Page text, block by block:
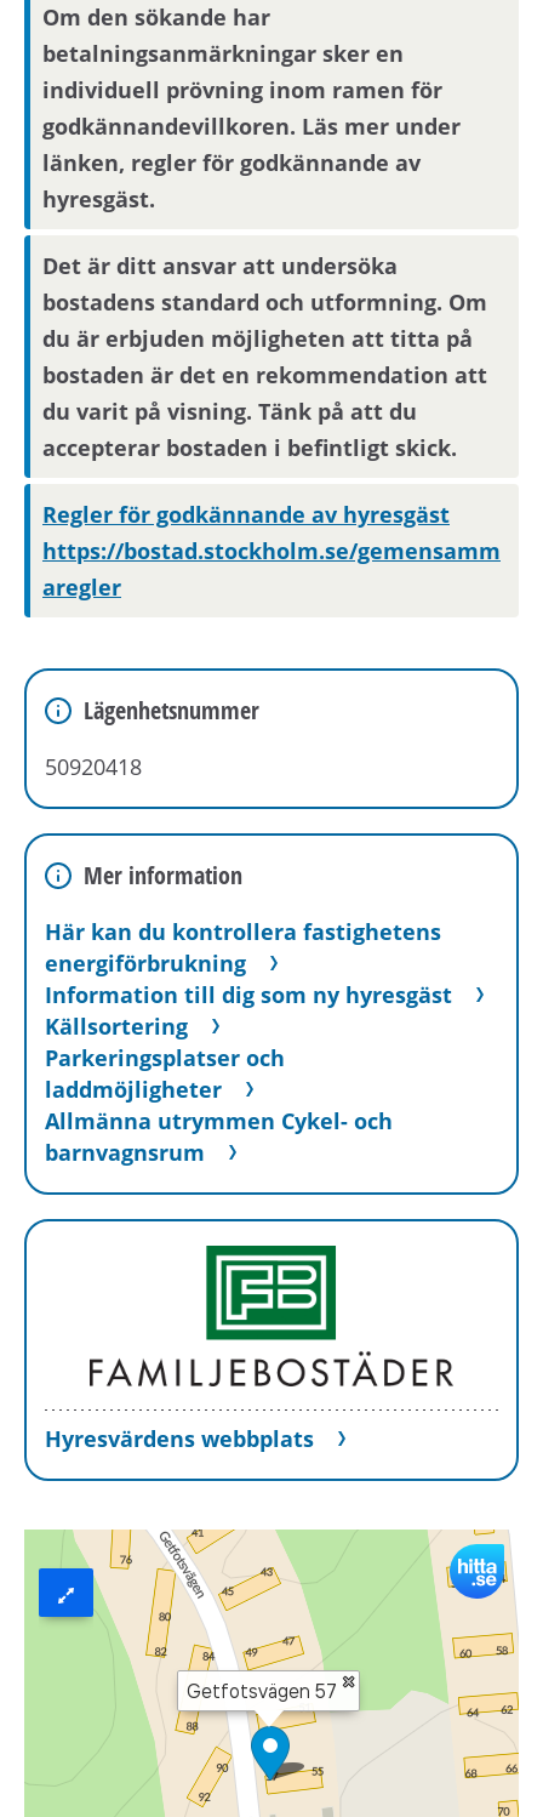
visningsinbjudan via Mina sidor.
Boendereferenser
Om du blir aktuell för bostaden behöver du
kontakta din nuvarande hyresvärd och
godkänna att denne lämnar ut
boendereferenser om dig till den nya
hyresvärden.
Om den sökande har
betalningsanmärkningar sker en
individuell prövning inom ramen för
godkännandevillkoren. Läs mer under
länken, regler för godkännande av
hyresgäst.
Det är ditt ansvar att undersöka
bostadens standard och utformning. Om
du är erbjuden möjligheten att titta på
bostaden är det en rekommendation att
du varit på visning. Tänk på att du
accepterar bostaden i befintligt skick.
Regler för godkännande av hyresgäst
https://bostad.stockholm.se/gemensamm
aregler
Lägenhetsnummer
50920418
Mer information
Här kan du kontrollera fastighetens
energiförbrukning
Information till dig som ny hyresgäst
Källsortering
Parkeringsplatser och
laddmöjligheter
Allmänna utrymmen Cykel- och
barnvagnsrum
Hyresvärdens webbplats